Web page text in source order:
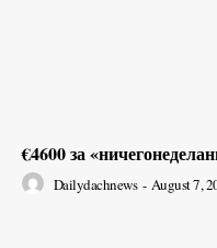
€4600 за
Dailydachnews - August 7,